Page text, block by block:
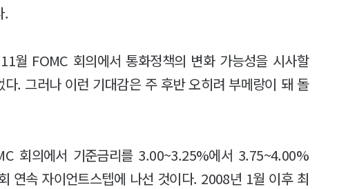
.
월 FOMC 회의에서 통화정책의 변화 가능성을 시사할
. 그러나 이런 기대감은 주 후반 오히려 부메랑이 돼 돌
회의에서 기준금리를 3.00~3.25%에서 3.75~4.00%
연속 자이언트스텝에 나선 것이다. 2008년 1월 이후 최